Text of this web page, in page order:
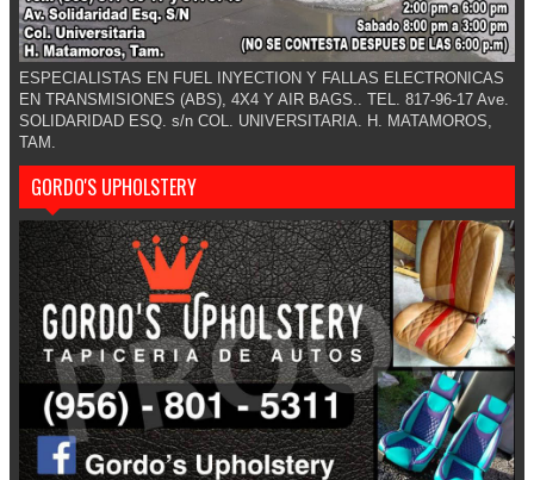
ESPECIALISTAS EN FUEL INYECTION Y FALLAS ELECTRONICAS
EN TRANSMISIONES (ABS), 4X4 Y AIR BAGS.. TEL. 817-96-17 Ave.
SOLIDARIDAD ESQ. s/n COL. UNIVERSITARIA. H. MATAMOROS,
TAM.
GORDO'S UPHOLSTERY